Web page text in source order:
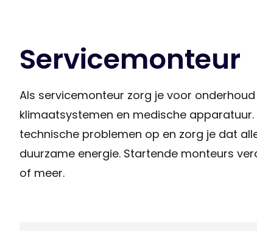
Servicemonteur
Als servicemonteur zorg je voor
klimaatsystemen en medische
technische problemen op en zorg je dat
duurzame energie. Startende monteurs
of meer.